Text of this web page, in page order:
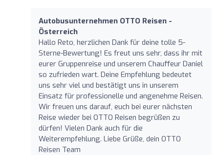
Autobusunternehmen OTTO Reisen -
Österreich
Hallo Reto, herzlichen Dank für deine tolle 5-
Sterne-Bewertung! Es freut uns sehr, dass ihr mit
eurer Gruppenreise und unserem Chauffeur Daniel
so zufrieden wart. Deine Empfehlung bedeutet
uns sehr viel und bestätigt uns in unserem
Einsatz für professionelle und angenehme Reisen.
Wir freuen uns darauf, euch bei eurer nächsten
Reise wieder bei OTTO Reisen begrüßen zu
dürfen! Vielen Dank auch für die
Weiterempfehlung. Liebe Grüße, dein OTTO
Reisen Team